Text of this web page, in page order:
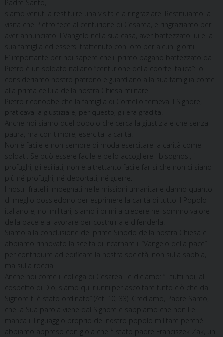
Padre Santo,
siamo venuti a restituire una visita e a ringraziare. Restituiamo la
visita che Pietro fece al centurione di Cesarea, e ringraziamo per
aver annunciato il Vangelo nella sua casa, aver battezzato lui e la
sua famiglia ed essersi trattenuto con loro per alcuni giorni.
E’ importante per noi sapere che il primo pagano battezzato da
Pietro è un soldato italiano “centurione della coorte Italica”: lo
consideriamo nostro patrono e guardiano alla sua famiglia come
alla prima cellula della nostra Chiesa militare.
Pietro riconobbe che la famiglia di Cornelio temeva il Signore,
praticava la giustizia e, per questo, gli era gradita.
Anche noi siamo quel popolo che cerca la giustizia e che senza
paura, ma con timore, esercita la carità.
Non è facile e non sempre di moda esercitare la carità come
soldati. Se può essere facile e bello accogliere i bisognosi, i
profughi, gli esiliati, non è altrettanto facile far sì che non ci siano
più né profughi, né deportati, né guerre.
I nostri fratelli impegnati nelle missioni umanitarie danno quanto
di meglio possiedono per esprimere la carità di tutto il Popolo
italiano e, noi militari, siamo i primi a credere nel sommo valore
della pace e a lavorare per costruirla e difenderla.
Siamo alla conclusione del primo Sinodo della nostra Chiesa e
abbiamo rinnovato la scelta di incarnare il “Vangelo della pace”
per contribuire ad edificare la nostra società, non sulla sabbia,
ma sulla roccia.
Anche noi come il collega di Cesarea Le diciamo: “…tutti noi, al
cospetto di Dio, siamo qui riuniti per ascoltare tutto ciò che dal
Signore ti è stato ordinato” (Att. 10, 33). Crediamo, Padre Santo,
che la Sua parola viene dal Signore e sappiamo che non Le
manca il linguaggio proprio del nostro popolo militare perché
abbiamo appreso con gioia che è stato padre Franciszek Zak, un